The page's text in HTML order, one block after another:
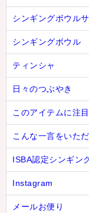
シンギングボウル
シンギングボウル
ティンシャ
日々のつぶやき
このアイテムに注目
こんな一言をいた
ISBA認定シンギン
Instagram
メールお便り